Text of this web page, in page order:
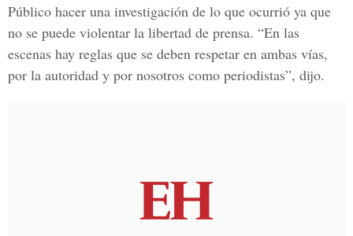
Público hacer una investigación de lo que ocurrió ya que
no se puede violentar la libertad de prensa. “En las
escenas hay reglas que se deben respetar en ambas vías,
por la autoridad y por nosotros como periodistas”, dijo.